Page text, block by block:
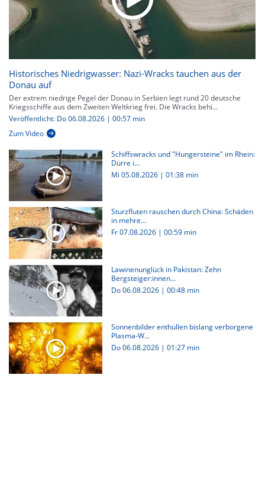
Historisches Niedrigwasser: Nazi-Wracks tauchen aus der
Donau auf
Der extrem niedrige Pegel der Donau in Serbien legt rund 20 deutsche
Kriegsschiffe aus dem Zweiten Weltkrieg frei. Die Wracks behi...
Veröffentlicht: Do 06.08.2026 | 00:57 min
Zum Video
Schiffswracks und "Hungersteine" im Rhein:
Dürre i...
Mi 05.08.2026 | 01:38 min
Sturzfluten rauschen durch China: Schäden
in mehre...
Fr 07.08.2026 | 00:59 min
Lawinenunglück in Pakistan: Zehn
Bergsteiger:innen...
Do 06.08.2026 | 00:48 min
Sonnenbilder enthüllen bislang verborgene
Plasma-W...
Do 06.08.2026 | 01:27 min